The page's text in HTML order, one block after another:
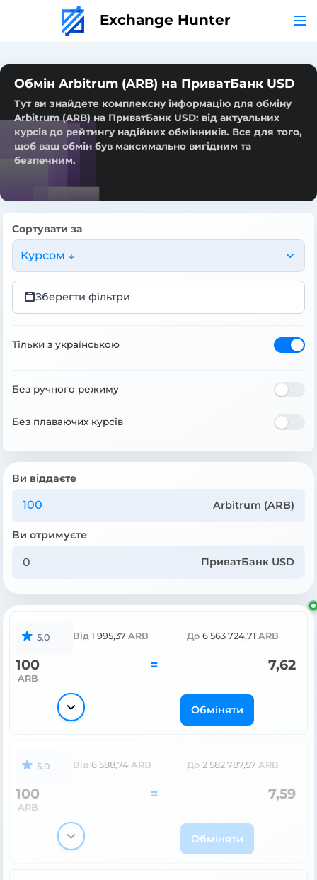
Exchange Hunter
Обмін Arbitrum (ARB) на ПриватБанк USD
Тут ви знайдете комплексну інформацію для обміну
Arbitrum (ARB) на ПриватБанк USD: від актуальних
курсів до рейтингу надійних обмінників. Все для того,
щоб ваш обмін був максимально вигідним та
безпечним.
Сортувати за
Курсом ↓
Зберегти фільтри
Тільки з українською
Без ручного режиму
Без плаваючих курсів
Ви віддаєте
Arbitrum (ARB)
Ви отримуєте
ПриватБанк USD
5.0 Від 1 995,37 ARB До 6 563 724,71 ARB
100
ARB
= 7,62
Обміняти
5.0 Від 6 588,74 ARB До 2 582 787,57 ARB
100
ARB
= 7,59
Обміняти